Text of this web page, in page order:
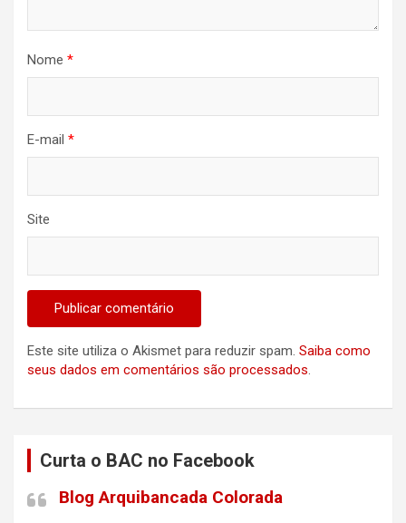
Nome *
E-mail *
Site
Este site utiliza o Akismet para reduzir spam. Saiba como
seus dados em comentários são processados.
Curta o BAC no Facebook
Blog Arquibancada Colorada